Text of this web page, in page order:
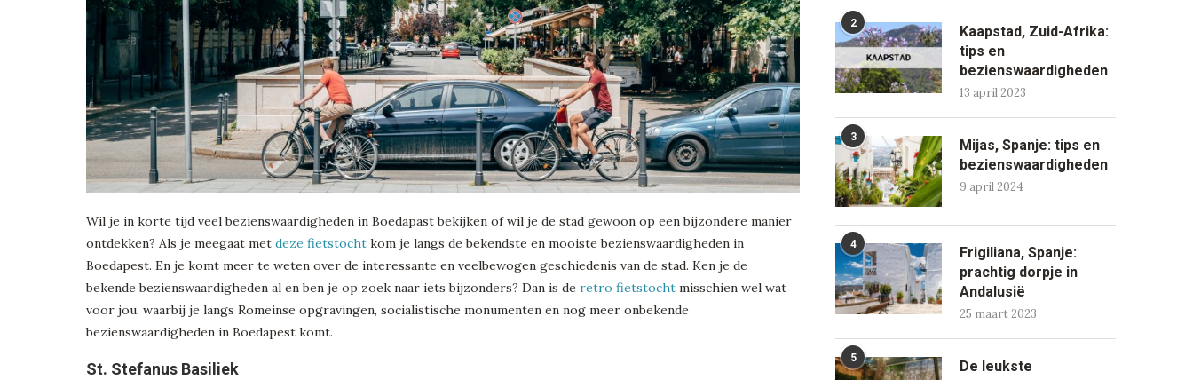
Wil je in korte tijd veel bezienswaardigheden in Boedapast bekijken of wil je de stad gewoon op een bijzondere manier
ontdekken? Als je meegaat met deze fietstocht kom je langs de bekendste en mooiste bezienswaardigheden in
Boedapest. En je komt meer te weten over de interessante en veelbewogen geschiedenis van de stad. Ken je de
bekende bezienswaardigheden al en ben je op zoek naar iets bijzonders? Dan is de retro fietstocht misschien wel wat
voor jou, waarbij je langs Romeinse opgravingen, socialistische monumenten en nog meer onbekende
bezienswaardigheden in Boedapest komt.
St. Stefanus Basiliek
2
Kaapstad, Zuid-Afrika:
tips en
bezienswaardigheden
13 april 2023
3
Mijas, Spanje: tips en
bezienswaardigheden
9 april 2024
4
Frigiliana, Spanje:
prachtig dorpje in
Andalusië
25 maart 2023
5
De leukste